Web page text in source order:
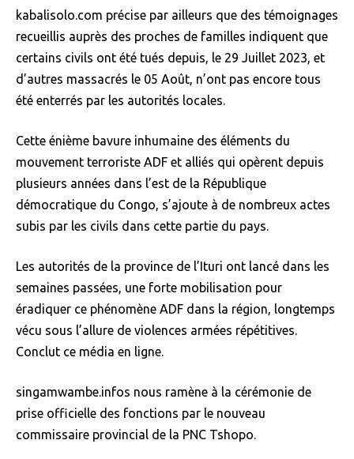
kabalisolo.com précise par ailleurs que des témoignages
recueillis auprès des proches de familles indiquent que
certains civils ont été tués depuis, le 29 Juillet 2023, et
d’autres massacrés le 05 Août, n’ont pas encore tous
été enterrés par les autorités locales.
Cette énième bavure inhumaine des éléments du
mouvement terroriste ADF et alliés qui opèrent depuis
plusieurs années dans l’est de la République
démocratique du Congo, s’ajoute à de nombreux actes
subis par les civils dans cette partie du pays.
Les autorités de la province de l’Ituri ont lancé dans les
semaines passées, une forte mobilisation pour
éradiquer ce phénomène ADF dans la région, longtemps
vécu sous l’allure de violences armées répétitives.
Conclut ce média en ligne.
singamwambe.infos nous ramène à la cérémonie de
prise officielle des fonctions par le nouveau
commissaire provincial de la PNC Tshopo.